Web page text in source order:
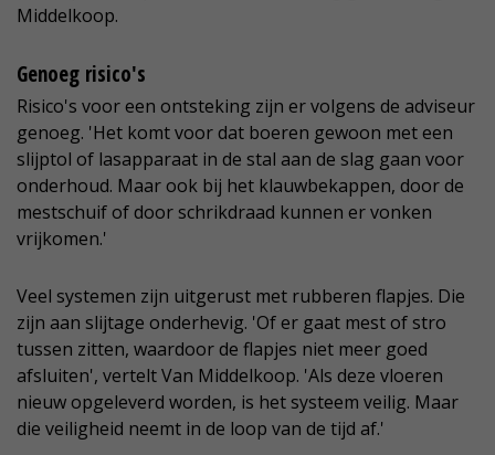
Middelkoop.
Genoeg risico's
Risico's voor een ontsteking zijn er volgens de adviseur
genoeg. 'Het komt voor dat boeren gewoon met een
slijptol of lasapparaat in de stal aan de slag gaan voor
onderhoud. Maar ook bij het klauwbekappen, door de
mestschuif of door schrikdraad kunnen er vonken
vrijkomen.'
Veel systemen zijn uitgerust met rubberen flapjes. Die
zijn aan slijtage onderhevig. 'Of er gaat mest of stro
tussen zitten, waardoor de flapjes niet meer goed
afsluiten', vertelt Van Middelkoop. 'Als deze vloeren
nieuw opgeleverd worden, is het systeem veilig. Maar
die veiligheid neemt in de loop van de tijd af.'